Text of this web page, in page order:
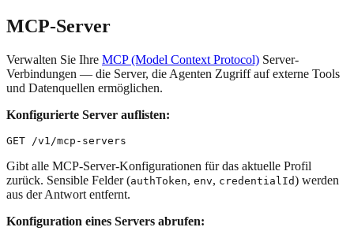
MCP-Server
Verwalten Sie Ihre MCP (Model Context Protocol) Server-
Verbindungen — die Server, die Agenten Zugriff auf externe Tools
und Datenquellen ermöglichen.
Konfigurierte Server auflisten:
Gibt alle MCP-Server-Konfigurationen für das aktuelle Profil
zurück. Sensible Felder (authToken, env, credentialId) werden
aus der Antwort entfernt.
Konfiguration eines Servers abrufen: